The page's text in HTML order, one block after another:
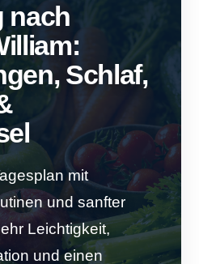
nach
Schlaf,
mit
und sanfter
Leichtigkeit,
und einen